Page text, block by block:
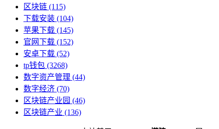
区块链 (115)
下载安装 (104)
苹果下载 (145)
官网下载 (152)
安卓下载 (52)
tp钱包 (3268)
数字资产管理 (44)
数字经济 (70)
区块链产业园 (46)
区块链产业 (136)